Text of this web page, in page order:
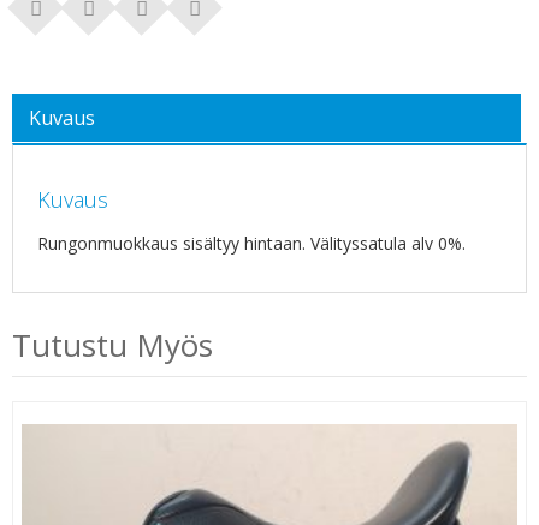
Kuvaus
Kuvaus
Rungonmuokkaus sisältyy hintaan. Välityssatula alv 0%.
Tutustu Myös